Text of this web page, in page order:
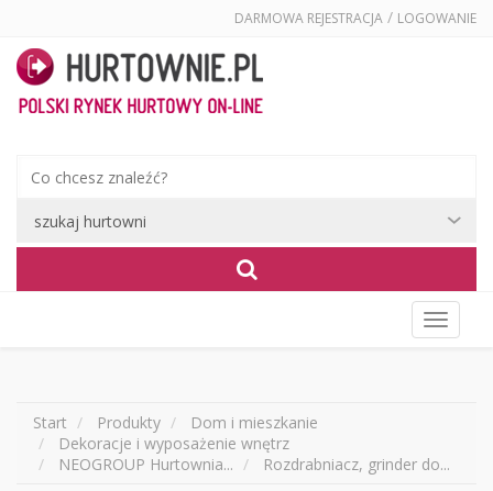
DARMOWA REJESTRACJA / LOGOWANIE
menu
Start Produkty
Dom i mieszkanie
Dekoracje i wyposażenie wnętrz
NEOGROUP Hurtownia...
Rozdrabniacz, grinder do...